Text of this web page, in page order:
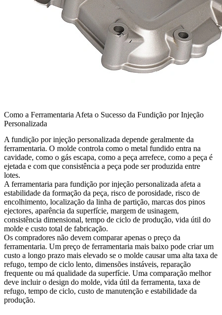
Como a Ferramentaria Afeta o Sucesso da Fundição por Injeção
Personalizada
A fundição por injeção personalizada depende geralmente da
ferramentaria. O molde controla como o metal fundido entra na
cavidade, como o gás escapa, como a peça arrefece, como a peça é
ejetada e com que consistência a peça pode ser produzida entre
lotes.
Aferramentaria para fundição por injeção personalizada afeta a
estabilidade da formação da peça, risco de porosidade, risco de
encolhimento, localização da linha de partição, marcas dos pinos
ejectores, aparência da superfície, margem de usinagem,
consistência dimensional, tempo de ciclo de produção, vida útil do
molde e custo total de fabricação.
Os compradores não devem comparar apenas o preço da
ferramentaria. Um preço de ferramentaria mais baixo pode criar um
custo a longo prazo mais elevado se o molde causar uma alta taxa de
refugo, tempo de ciclo lento, dimensões instáveis, reparação
frequente ou má qualidade da superfície. Uma comparação melhor
deve incluir o design do molde, vida útil da ferramenta, taxa de
refugo, tempo de ciclo, custo de manutenção e estabilidade da
produção.